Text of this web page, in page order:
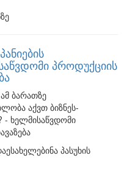
პროდუქციის
ბარათზე
აქვთ ბიზნეს-
- ხელმისაწვდომი
პასუხის